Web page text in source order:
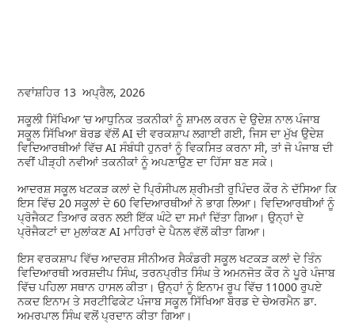
ਨਵਾਂਸ਼ਹਿਰ 13 ਅਪ੍ਰੈਲ, 2026
ਸਕੂਲੀ ਸਿੱਖਿਆ ’ਚ ਆਧੁਨਿਕ ਤਕਨੀਕਾਂ ਨੂੰ ਸ਼ਾਮਲ ਕਰਨ ਦੇ ਉਦੇਸ਼ ਨਾਲ ਪੰਜਾਬ
ਸਕੂਲ ਸਿੱਖਿਆ ਬੋਰਡ ਵੱਲੋਂ AI ਦੀ ਵਰਕਸ਼ਾਪ ਲਗਾਈ ਗਈ, ਜਿਸ ਦਾ ਮੁੱਖ ਉਦੇਸ਼
ਵਿਦਿਆਰਥੀਆਂ ਵਿੱਚ AI ਸੰਬੰਧੀ ਹੁਨਰਾਂ ਨੂੰ ਵਿਕਸਿਤ ਕਰਨਾ ਸੀ, ਤਾਂ ਜੋ ਪੰਜਾਬ ਦੀ
ਨਵੀਂ ਪੀੜ੍ਹੀ ਨਵੀਆਂ ਤਕਨੀਕਾਂ ਨੂੰ ਅਪਣਾਉਣ ਦਾ ਹਿੱਸਾ ਬਣ ਸਕੇ।
ਆਦਰਸ਼ ਸਕੂਲ ਖਟਕੜ ਕਲਾਂ ਦੇ ਪ੍ਰਿੰਸੀਪਲ ਸ਼੍ਰੀਮਤੀ ਰੁਪਿੰਦਰ ਕੌਰ ਨੇ ਦੱਸਿਆ ਕਿ
ਇਸ ਵਿੱਚ 20 ਸਕੂਲਾਂ ਦੇ 60 ਵਿਦਿਆਰਥੀਆਂ ਨੇ ਭਾਗ ਲਿਆ। ਵਿਦਿਆਰਥੀਆਂ ਨੂੰ
ਪ੍ਰੋਜੈਕਟ ਤਿਆਰ ਕਰਨ ਲਈ ਇੱਕ ਘੰਟੇ ਦਾ ਸਮਾਂ ਦਿੱਤਾ ਗਿਆ। ਉਨ੍ਹਾਂ ਦੇ
ਪ੍ਰੋਜੈਕਟਾਂ ਦਾ ਮੁਲਾਂਕਣ AI ਮਾਹਿਰਾਂ ਦੇ ਪੈਨਲ ਵੱਲੋਂ ਕੀਤਾ ਗਿਆ।
ਇਸ ਵਰਕਸ਼ਾਪ ਵਿੱਚ ਆਦਰਸ਼ ਸੀਨੀਅਰ ਸੈਕੰਡਰੀ ਸਕੂਲ ਖਟਕੜ ਕਲਾਂ ਦੇ ਤਿੰਨ
ਵਿਦਿਆਰਥੀ ਅਰਸ਼ਦੀਪ ਸਿੰਘ, ਤਰਨਪ੍ਰੀਤ ਸਿੰਘ ਤੇ ਅਮਨਜੋਤ ਕੌਰ ਨੇ ਪੂਰੇ ਪੰਜਾਬ
ਵਿੱਚ ਪਹਿਲਾ ਸਥਾਨ ਹਾਸਲ ਕੀਤਾ। ਉਨ੍ਹਾਂ ਨੂੰ ਇਨਾਮ ਰੂਪ ਵਿੱਚ 11000 ਰੁਪਏ
ਨਕਦ ਇਨਾਮ ਤੇ ਸਰਟੀਫਿਕੇਟ ਪੰਜਾਬ ਸਕੂਲ ਸਿੱਖਿਆ ਬੋਰਡ ਦੇ ਚੇਅਰਮੈਨ ਡਾ.
ਅਮਰਪਾਲ ਸਿੰਘ ਵਲੋਂ ਪ੍ਰਦਾਨ ਕੀਤਾ ਗਿਆ।